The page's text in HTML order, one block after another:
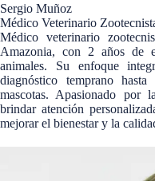
Sergio Muñoz
Médico Veterinario
Médico veterinario
Amazonia, con 2 años de
animales. Su enfoque
diagnóstico temprano
mascotas. Apasionado por
brindar atención
mejorar el bienestar y la